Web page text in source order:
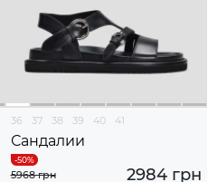
36 37 38 39 40 41
Сандалии
2984 грн
5968 грн